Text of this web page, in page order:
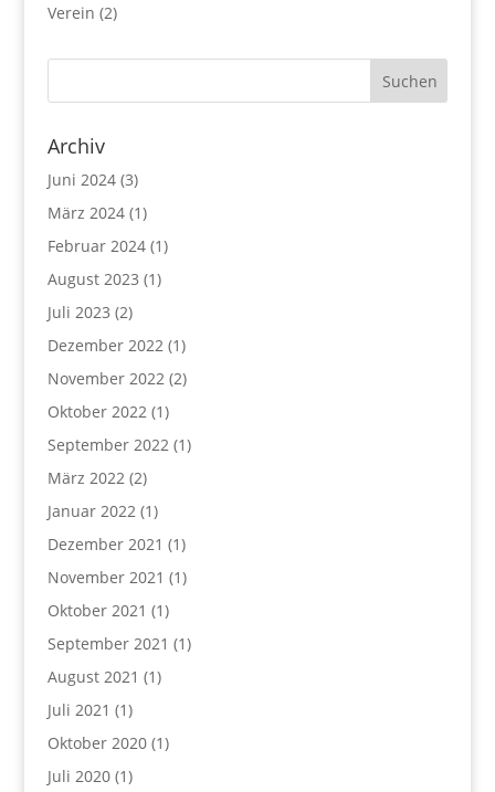
Verein (2)
Archiv
Juni 2024(3)
März 2024(1)
Februar 2024(1)
August 2023 (1)
Juli 2023 (2)
Dezember 2022(1)
November 2022(2)
Oktober 2022(1)
September 2022(1)
März 2022(2)
Januar 2022(1)
Dezember 2021 (1)
November 2021 (1)
Oktober 2021 (1)
September 2021 (1)
August 2021 (1)
Juli 2021 (1)
Oktober 2020(1)
Juli 2020(1)